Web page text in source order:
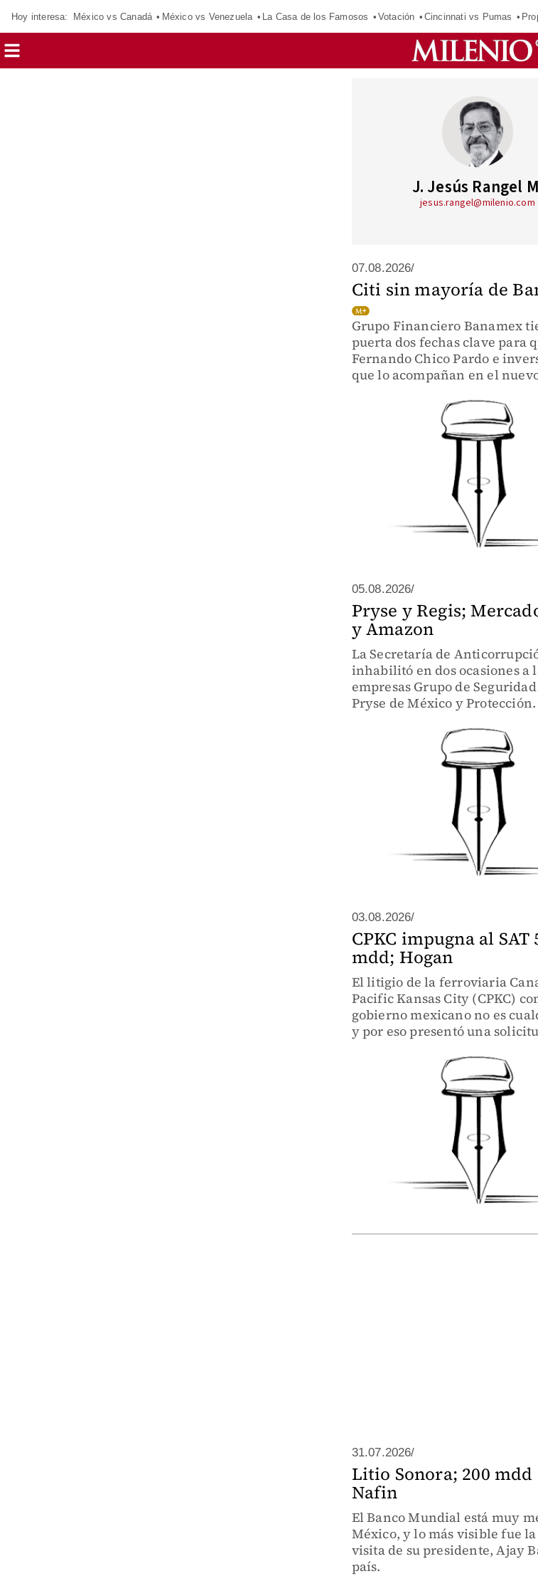
Hoy interesa: México vs Canadá México vs Venezuela La Casa de los Famosos Votación Cincinnati vs Pumas
J. Jesús Rangel
jesus.rangel@milenio.com
07.08.2026/
Citi sin mayoría de
Grupo Financiero Banamex
puerta dos fechas clave para
Fernando Chico Pardo e
que lo acompañan en el
05.08.2026/
Pryse y Regis;
y Amazon
La Secretaría de
inhabilitó en dos ocasiones a
empresas Grupo de
Pryse de México y Protección.
03.08.2026/
CPKC impugna al SAT
mdd; Hogan
El litigio de la ferroviaria
Pacific Kansas City (CPKC)
gobierno mexicano no es
y por eso presentó una
Ciadi del Banco Mundial.
31.07.2026/
Litio Sonora; 200 mdd
Nafin
El Banco Mundial está muy
México, y lo más visible fue
visita de su presidente, Ajay
país.